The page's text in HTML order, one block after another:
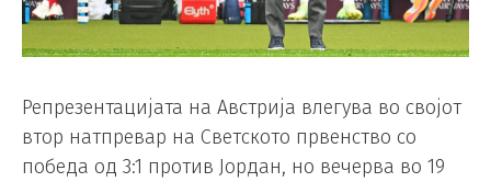
Репрезентацијата на Австрија влегува во својот
втор натпревар на Светското првенство со
победа од 3:1 против Јордан, но вечерва во 19